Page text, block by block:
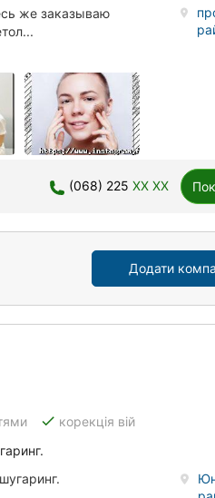
же заказываю
(068) 225 XX XX
Додати
done корекція вій